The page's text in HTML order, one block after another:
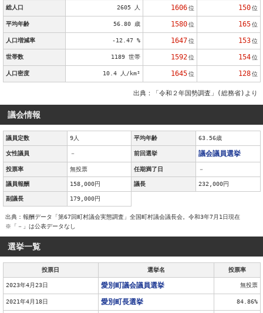
総人口 2605 人 1606 位 150 位
平均年齢 56.80 歳 1580 位 165 位
人口増減率 -12.47 % 1647 位 153 位
世帯数 1189 世帯 1592 位 154 位
人口密度 10.4 人/km² 1645 位 128 位
出典：「令和２年国勢調査」(総務省)より
議会情報
議員定数 9人 平均年齢 63.56歳
女性議員 － 前回選挙 議会議員選挙
投票率 無投票 任期満了日 －
議員報酬 158,000円 議長 232,000円
副議長 179,000円
出典：報酬データ「第67回町村議会実態調査」全国町村議会議長会。令和3年7月1日現在
※「－」は公表データなし
選挙一覧
投票日 選挙名 投票率
2023年4月23日 愛別町議会議員選挙 無投票
2021年4月18日 愛別町長選挙 84.86%